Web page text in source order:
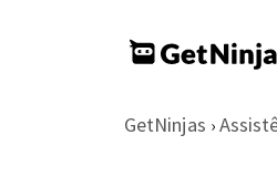
GetNinjas ›